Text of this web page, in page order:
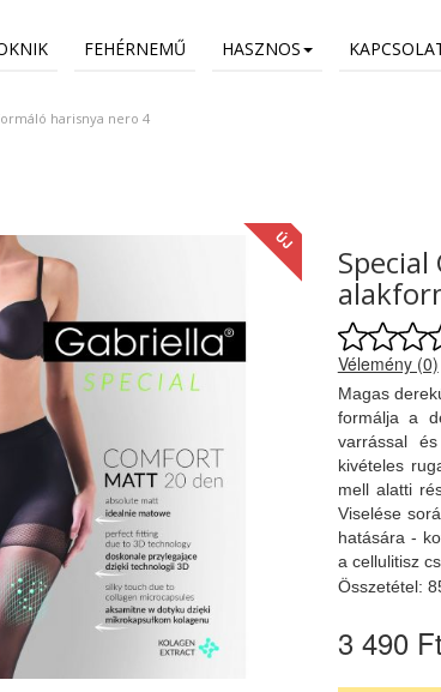
FEHÉRNEMŰ HASZNOS
harisnya nero 4
ÚJ
Vélemény (0)
Magas
formálja a
varrással
kivételes
mell alatti
Viselése
hatására -
a cellulitisz
Összetétel:
3 490 Ft